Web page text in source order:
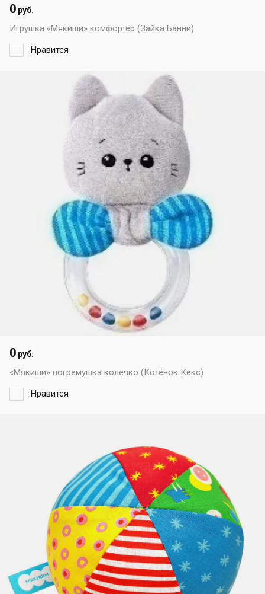
Игрушка «Мякиши» комфортер (Зайка Банни)
0 руб.
Нравится
«Мякиши» погремушка колечко (Котёнок Кекс)
0 руб.
Нравится